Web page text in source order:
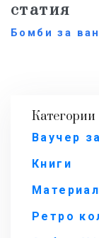
статия
Бомби за
Категории
Ваучер
Книги
Ретро